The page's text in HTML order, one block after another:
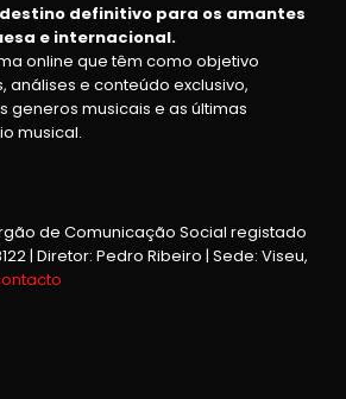
definitivo para os amantes
e internacional.
online que têm como objetivo
análises e conteúdo exclusivo,
generos musicais e as últimas
musical.
de Comunicação Social registado
| Diretor: Pedro Ribeiro | Sede: Viseu,